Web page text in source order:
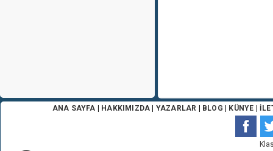
ANA SAYFA HAKKIMIZDA YAZARLAR BLOG KÜNYE